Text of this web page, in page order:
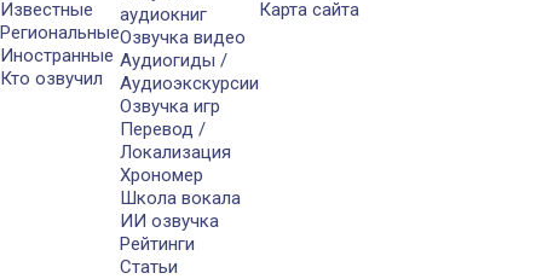
Известные
Региональные
Иностранные
Кто озвучил
аудиокниг
Озвучка видео
Аудиогиды /
Аудиоэкскурсии
Озвучка игр
Перевод /
Локализация
Хрономер
Школа вокала
ИИ озвучка
Рейтинги
Статьи
Карта сайта